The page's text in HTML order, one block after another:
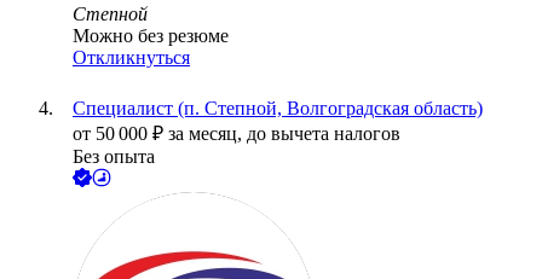
Степной
Можно без резюме
Откликнуться
Специалист (п. Степной, Волгоградская область)
от 50 000 ₽ за месяц, до вычета налогов
Без опыта